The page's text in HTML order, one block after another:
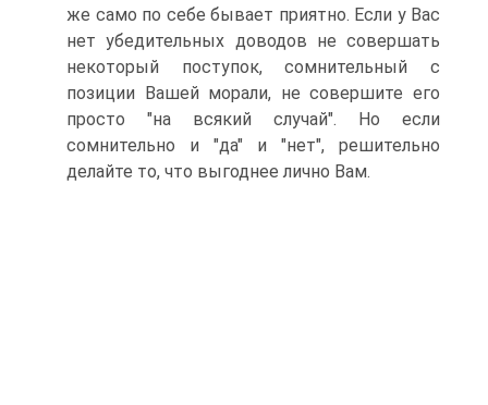
же само по себе бывает приятно. Если у Вас
нет убедительных доводов не совершать
некоторый поступок, сомнительный с
позиции Вашей морали, не совершите его
просто "на всякий случай". Но если
сомнительно и "да" и "нет", решительно
делайте то, что выгоднее лично Вам.